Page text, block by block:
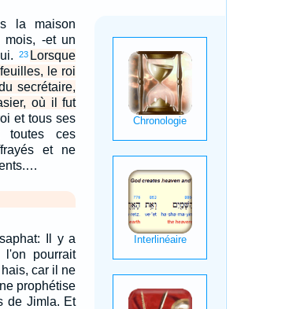
la maison
mois, -et un
23 Lorsque
le roi
secrétaire,
où il fut
et tous ses
toutes ces
et ne
Il y a
pourrait
car il ne
prophétise
de Jimla. Et